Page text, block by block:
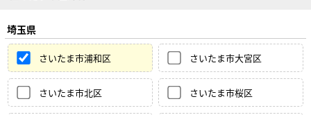
埼玉県
さいたま市浦和区 さいたま市大宮区
さいたま市北区 さいたま市桜区